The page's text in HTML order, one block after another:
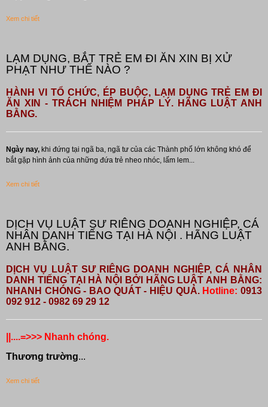
Xem chi tiết
LẠM DỤNG, BẮT TRẺ EM ĐI ĂN XIN BỊ XỬ
PHẠT NHƯ THẾ NÀO ?
HÀNH VI TỔ CHỨC, ÉP BUỘC, LẠM DỤNG TRẺ EM ĐI
ĂN XIN - TRÁCH NHIỆM PHÁP LÝ. HÃNG LUẬT ANH
BẰNG.
Ngày nay, khi đứng tại ngã ba, ngã tư của các Thành phố lớn không khó để
bắt gặp hình ảnh của những đứa trẻ nheo nhóc, lấm lem...
Xem chi tiết
DỊCH VỤ LUẬT SƯ RIÊNG DOANH NGHIỆP, CÁ
NHÂN DANH TIẾNG TẠI HÀ NỘI . HÃNG LUẬT
ANH BẰNG.
DỊCH VỤ LUẬT SƯ RIÊNG DOANH NGHIỆP, CÁ NHÂN
DANH TIẾNG TẠI HÀ NỘI BỞI HÃNG LUẬT ANH BẰNG:
NHANH CHÓNG - BAO QUÁT - HIỆU QUẢ. Hotline: 0913
092 912 - 0982 69 29 12
||....=>>> Nhanh chóng.
Thương trường...
Xem chi tiết